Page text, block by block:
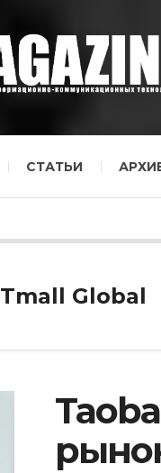
СТАТЬИ
Tmall Global